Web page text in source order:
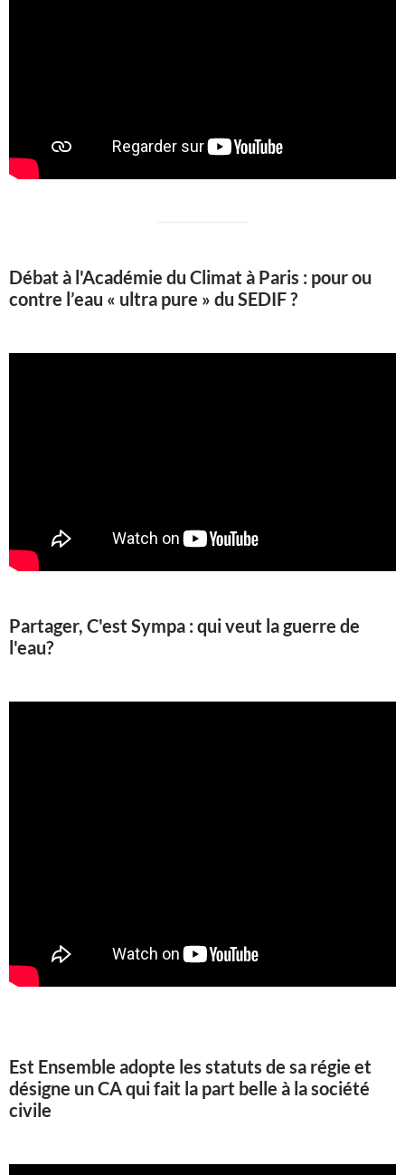
Débat à l'Académie du Climat à Paris : pour ou
contre l’eau « ultra pure » du SEDIF ?
Partager, C'est Sympa : qui veut la guerre de
l'eau?
Est Ensemble adopte les statuts de sa régie et
désigne un CA qui fait la part belle à la société
civile